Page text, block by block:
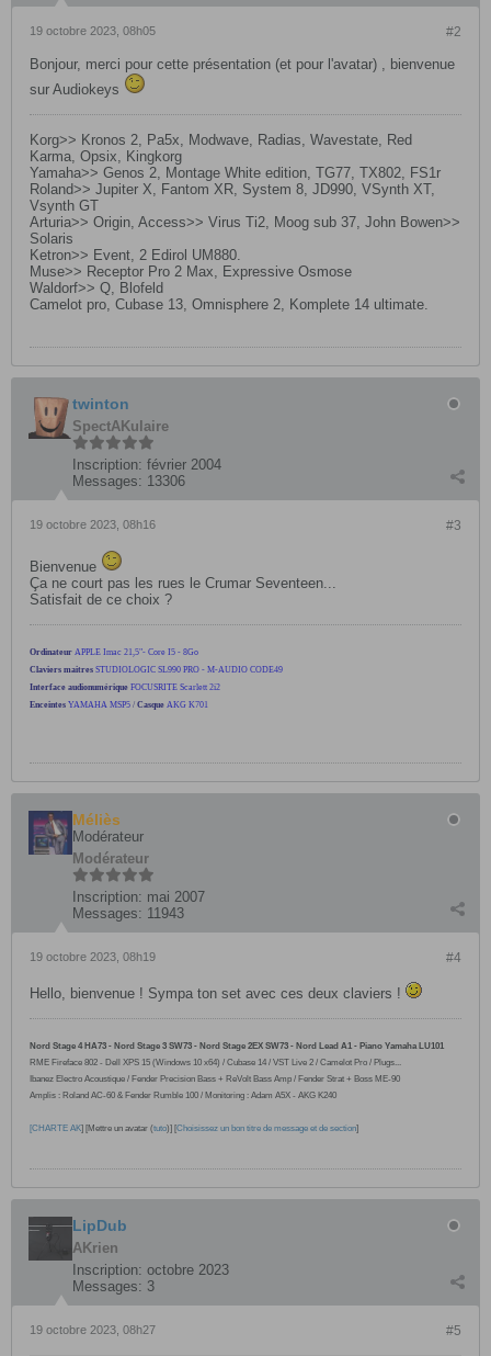
#2
19 octobre 2023, 08h05
Bonjour, merci pour cette présentation (et pour l'avatar) , bienvenue
sur Audiokeys
Korg>> Kronos 2, Pa5x, Modwave, Radias, Wavestate, Red
Karma, Opsix, Kingkorg
Yamaha>> Genos 2, Montage White edition, TG77, TX802, FS1r
Roland>> Jupiter X, Fantom XR, System 8, JD990, VSynth XT,
Vsynth GT
Arturia>> Origin, Access>> Virus Ti2, Moog sub 37, John Bowen>>
Solaris
Ketron>> Event, 2 Edirol UM880.
Muse>> Receptor Pro 2 Max, Expressive Osmose
Waldorf>> Q, Blofeld
Camelot pro, Cubase 13, Omnisphere 2, Komplete 14 ultimate.
twinton
SpectAKulaire
Inscription: février 2004
Messages: 13306
#3
19 octobre 2023, 08h16
Bienvenue
Ça ne court pas les rues le Crumar Seventeen...
Satisfait de ce choix ?
Ordinateur APPLE Imac 21,5"- Core I5 - 8Go
Claviers maitres STUDIOLOGIC SL990 PRO - M-AUDIO CODE49
Interface audionumérique FOCUSRITE Scarlett 2i2
Enceintes YAMAHA MSP5 / Casque AKG K701
Méliès
Modérateur
Modérateur
Inscription: mai 2007
Messages: 11943
#4
19 octobre 2023, 08h19
Hello, bienvenue ! Sympa ton set avec ces deux claviers !
Nord Stage 4 HA73 - Nord Stage 3 SW73 - Nord Stage 2EX SW73 - Nord Lead A1 - Piano Yamaha LU101
RME Fireface 802 - Dell XPS 15 (Windows 10 x64) / Cubase 14 / VST Live 2 / Camelot Pro / Plugs...
Ibanez Electro Acoustique / Fender Precision Bass + ReVolt Bass Amp / Fender Strat + Boss ME-90
Amplis : Roland AC-60 & Fender Rumble 100 / Monitoring : Adam A5X - AKG K240
[CHARTE AK] [Mettre un avatar (tuto)] [Choisissez un bon titre de message et de section]
LipDub
AKrien
Inscription: octobre 2023
Messages: 3
#5
19 octobre 2023, 08h27